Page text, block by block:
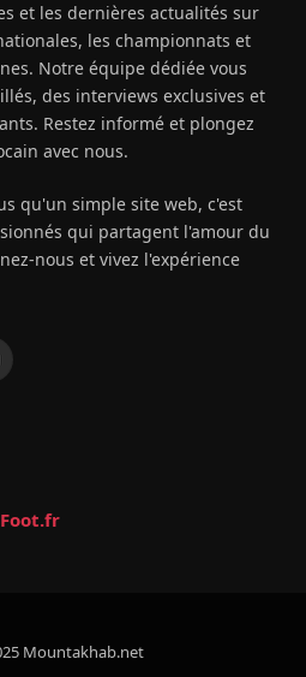
et les dernières actualités sur
les championnats et
Notre équipe dédiée vous
des interviews exclusives et
Restez informé et plongez
avec nous.
qu'un simple site web, c'est
qui partagent l'amour du
nous et vivez l'expérience
Mountakhab.net